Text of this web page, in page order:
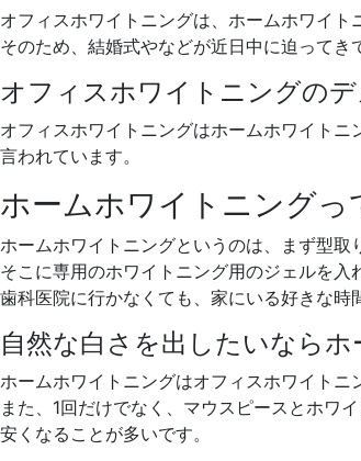
オフィスホワイトニングは、ホームホワイト
そのため、結婚式やなどが近日中に迫ってき
オフィスホワイトニングのデ
オフィスホワイトニングはホームホワイト
言われています。
ホームホワイトニングっ
ホームホワイトニングというのは、まず型取
そこに専用のホワイトニング用のジェルを入
歯科医院に行かなくても、家にいる好きな時
自然な白さを出したいなら
ホームホワイトニングはオフィスホワイトニ
また、1回だけでなく、マウスピースとホワ
安くなることが多いです。